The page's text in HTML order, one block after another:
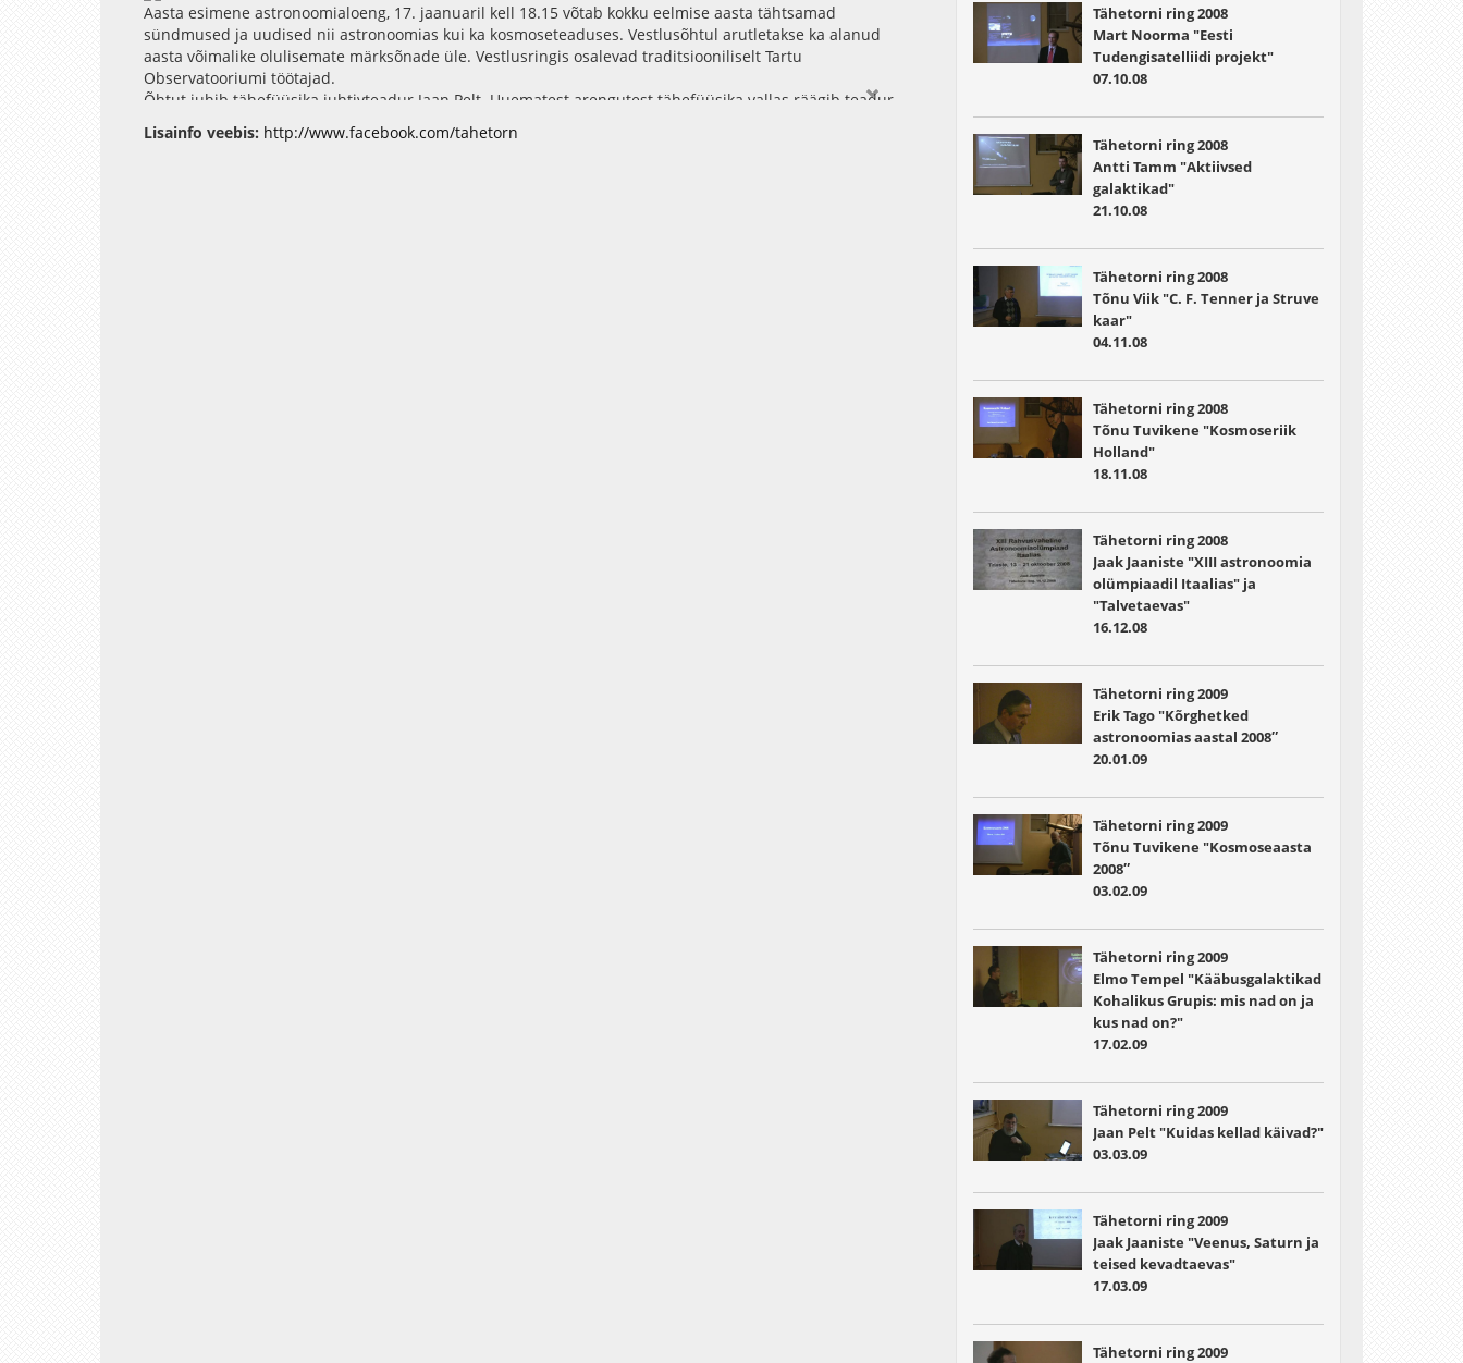
Aasta esimene astronoomialoeng, 17. jaanuaril kell 18.15 võtab kokku eelmise aasta tähtsamad
sündmused ja uudised nii astronoomias kui ka kosmoseteaduses. Vestlusõhtul arutletakse ka alanud
aasta võimalike olulisemate märksõnade üle. Vestlusringis osalevad traditsiooniliselt Tartu
Observatooriumi töötajad.
Õhtut juhib tähefüüsika juhtivteadur Jaan Pelt. Uuematest arengutest tähefüüsika vallas räägib teadur
galaktikafüüsika vallas toimuvaga ning kõneleb ka vesinikupilvedest galaktikas. Juhtivteadur Enn Saar
Lisainfo veebis: http://www.facebook.com/tahetorn
Tähetorni ring 2008
Mart Noorma "Eesti
Tudengisatelliidi projekt"
07.10.08
Tähetorni ring 2008
Antti Tamm "Aktiivsed
galaktikad"
21.10.08
Tähetorni ring 2008
Tõnu Viik "C. F. Tenner ja Struve
kaar"
04.11.08
Tähetorni ring 2008
Tõnu Tuvikene "Kosmoseriik
Holland"
18.11.08
Tähetorni ring 2008
Jaak Jaaniste "XIII astronoomia
olümpiaadil Itaalias" ja
"Talvetaevas"
16.12.08
Tähetorni ring 2009
Erik Tago "Kõrghetked
astronoomias aastal 2008″
20.01.09
Tähetorni ring 2009
Tõnu Tuvikene "Kosmoseaasta
2008″
03.02.09
Tähetorni ring 2009
Elmo Tempel "Kääbusgalaktikad
Kohalikus Grupis: mis nad on ja
kus nad on?"
17.02.09
Tähetorni ring 2009
Jaan Pelt "Kuidas kellad käivad?"
03.03.09
Tähetorni ring 2009
Jaak Jaaniste "Veenus, Saturn ja
teised kevadtaevas"
17.03.09
Tähetorni ring 2009